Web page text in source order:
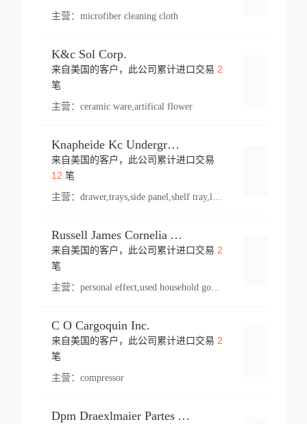
主营： microfiber cleaning cloth
K&c Sol Corp.
来自美国的客户，此公司累计进口交易 2
笔
主营： ceramic ware,artifical flower
Knapheide Kc Underground
来自美国的客户，此公司累计进口交易
12 笔
主营：
Russell James Cornelia Arlington Va
来自美国的客户，此公司累计进口交易 2
笔
主营： personal effect,used household goods
C O Cargoquin Inc.
来自美国的客户，此公司累计进口交易 2
笔
主营： compressor
Dpm Draexlmaier Partes Automotrices Corr Ind Huejotzingo